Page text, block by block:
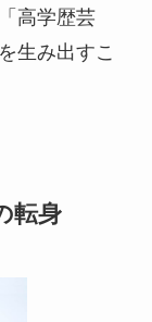
高学歴芸
生み出すこ
転身